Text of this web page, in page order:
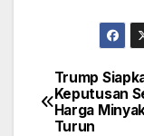
Post
Trump
Keputusan
Harga
Turun